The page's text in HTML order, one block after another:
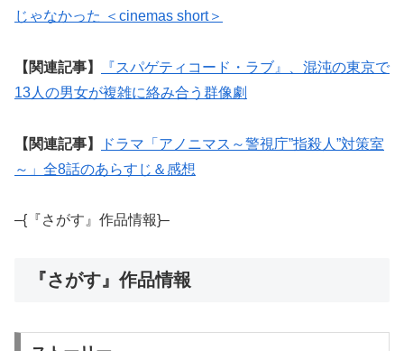
じゃなかった ＜cinemas short＞
【関連記事】
『スパゲティコード・ラブ』、混沌の東京で
13人の男女が複雑に絡み合う群像劇
【関連記事】
ドラマ「アノニマス～警視庁”指殺人”対策室
～」全8話のあらすじ＆感想
–{『さがす』作品情報}–
『さがす』作品情報